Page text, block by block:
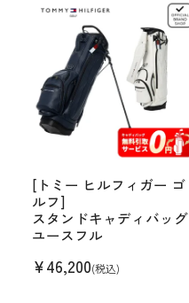
[トミー ヒルフィガー ゴ
ルフ]
スタンドキャディバッグ
ユースフル
¥46,200(税込)